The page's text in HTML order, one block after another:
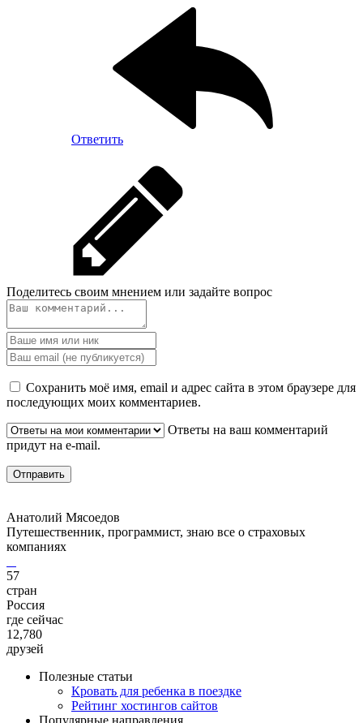
Ответить
Поделитесь своим мнением или задайте вопрос
Сохранить моё имя, email и адрес сайта в этом браузере для
последующих моих комментариев.
Ответы на ваш комментарий
придут на e-mail.
Анатолий Мясоедов
Путешественник, программист, знаю все о страховых
компаниях
57
стран
Россия
где сейчас
12,780
друзей
Полезные статьи
Кровать для ребенка в поездке
Рейтинг хостингов сайтов